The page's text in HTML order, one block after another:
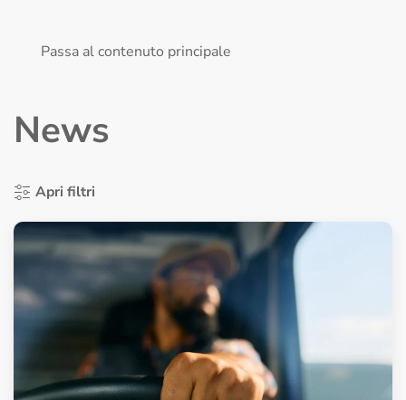
Passa al contenuto principale
News
Apri filtri